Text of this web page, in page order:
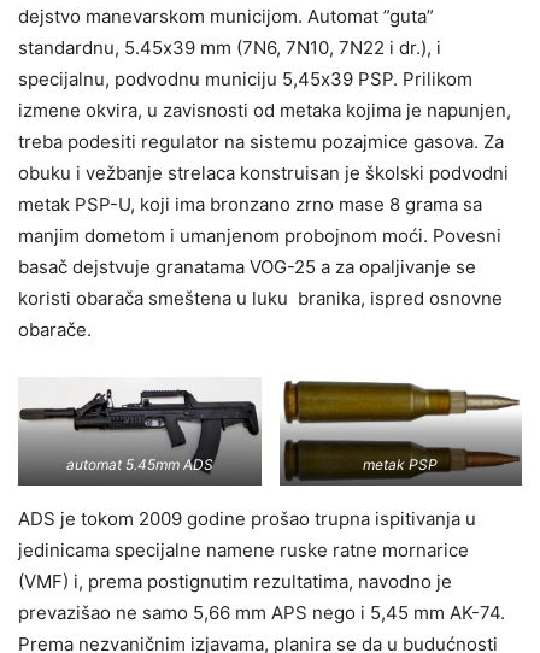
dejstvo manevarskom municijom. Automat ”guta”
standardnu, 5.45х39 mm (7N6, 7N10, 7N22 i dr.), i
specijalnu, podvodnu municiju 5,45х39 PSP. Prilikom
izmene okvira, u zavisnosti od metaka kojima je napunjen,
treba podesiti regulator na sistemu pozajmice gasova. Za
obuku i vežbanje strelaca konstruisan je školski podvodni
metak PSP-U, koji ima bronzano zrno mase 8 grama sa
manjim dometom i umanjenom probojnom moći. Povesni
basač dejstvuje granatama VOG-25 a za opaljivanje se
koristi obarača smeštena u luku branika, ispred osnovne
obarače.
automat 5.45mm ADS metak PSP
ADS je tokom 2009 godine prošao trupna ispitivanja u
jedinicama specijalne namene ruske ratne mornarice
(VMF) i, prema postignutim rezultatima, navodno je
prevazišao ne samo 5,66 mm APS nego i 5,45 mm AK-74.
Prema nezvaničnim izjavama, planira se da u budućnosti